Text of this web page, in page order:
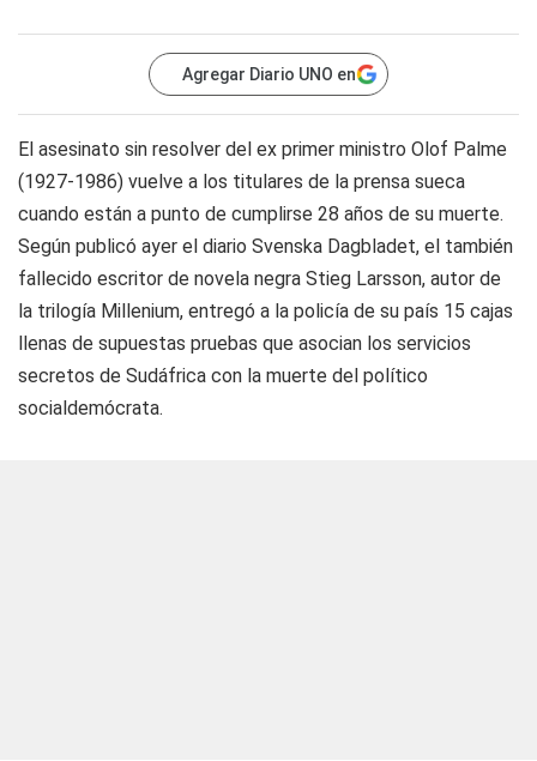
Agregar Diario UNO en
El asesinato sin resolver del ex primer ministro Olof Palme
(1927-1986) vuelve a los titulares de la prensa sueca
cuando están a punto de cumplirse 28 años de su muerte.
Según publicó ayer el diario Svenska Dagbladet, el también
fallecido escritor de novela negra Stieg Larsson, autor de
la trilogía Millenium, entregó a la policía de su país 15 cajas
llenas de supuestas pruebas que asocian los servicios
secretos de Sudáfrica con la muerte del político
socialdemócrata.